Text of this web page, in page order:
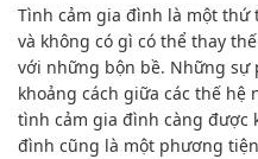
Tình cảm gia đình là một
và không có gì có thể thay
với những bộn bề. Những
khoảng cách giữa các thế hệ
tình cảm gia đình càng được
đình cũng là một phương